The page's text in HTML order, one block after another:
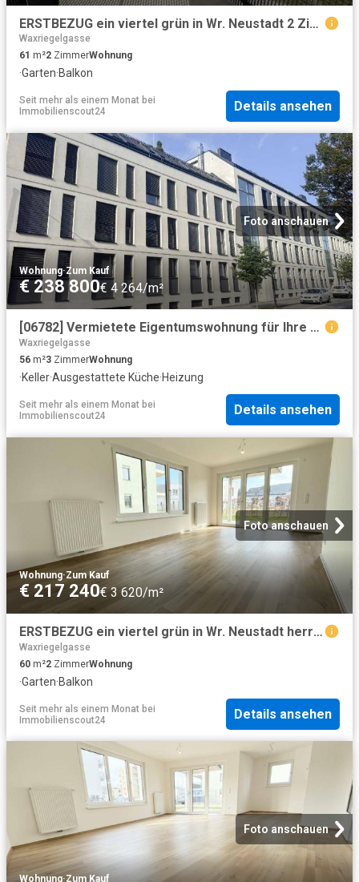
ERSTBEZUG ein viertel grün in Wr. Neustadt 2 Zimmerwohnung in zentraler Lage
Waxriegelgasse
61 m²2 ZimmerWohnung
·Garten·Balkon
Seit mehr als einem Monat bei
Immobilienscout24
Details ansehen
Foto anschauen
Wohnung·Zum Kauf
€ 238 800€ 4 264/m²
[06782] Vermietete Eigentumswohnung für Ihre Vorsorge!
Waxriegelgasse
56 m²3 ZimmerWohnung
·Keller·Ausgestattete Küche·Heizung
Seit mehr als einem Monat bei
Immobilienscout24
Details ansehen
Foto anschauen
Wohnung·Zum Kauf
€ 217 240€ 3 620/m²
ERSTBEZUG ein viertel grün in Wr. Neustadt herrliche 2 Zimmerwohnung mit traumhaftem Garten
Waxriegelgasse
60 m²2 ZimmerWohnung
·Garten·Balkon
Seit mehr als einem Monat bei
Immobilienscout24
Details ansehen
Foto anschauen
Wohnung·Zum Kauf